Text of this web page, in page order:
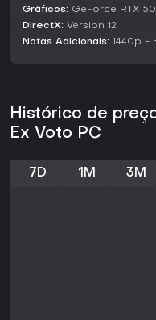
Gráficos: GeForce RTX
DirectX: Version 12
Notas Adicionais: 1440p -
Histórico de
Ex Voto PC
7D 1M 3M